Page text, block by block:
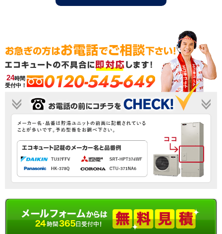
24時間
受付中！
0120-545-649